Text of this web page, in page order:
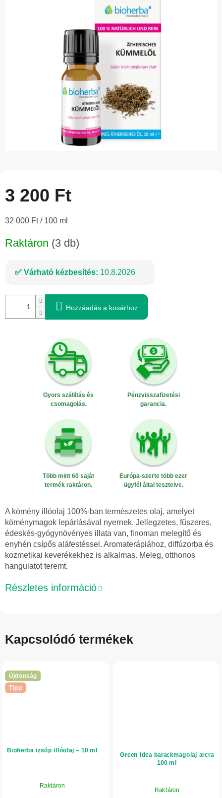
0,0
csillag.
3 200 Ft
Egységár:
32 000 Ft / 100 ml
Raktáron (3 db)
Várható kézbesítés: 10.8.2026
Hozzáadás a kosárhoz
Gyors szállítás és
csomagolás.
Pénzvisszafizetési
garancia.
Több mint 60 saját
termék raktáron.
Európa-szerte több ezer
ügyfél által tesztelve.
A kömény illóolaj 100%-ban természetes olaj, amelyet
köménymagok lepárlásával nyernek. Jellegzetes, fűszeres,
édeskés-gyógynövényes illata van, finoman melegítő és
enyhén csípős aláfestéssel. Aromaterápiához, diffúzorba és
kozmetikai keverékekhez is alkalmas. Meleg, otthonos
hangulatot teremt.
Részletes információ
Kapcsolódó termékek
Újdonság
Tipp
Bioherba izsóp illóolaj – 10 ml
Raktáron
Green idea barackmagolaj arcra
100 ml
Raktáron